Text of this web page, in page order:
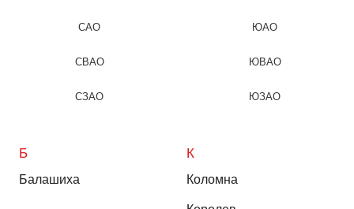
САО
СВАО
СЗАО
ЮАО
ЮВАО
ЮЗАО
Б
Балашиха
К
Коломна